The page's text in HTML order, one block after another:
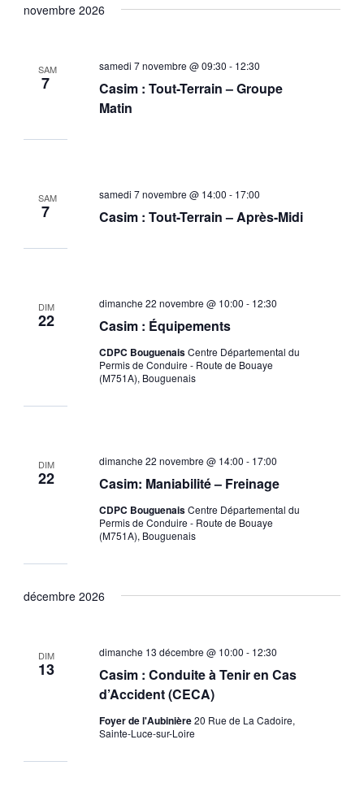
novembre 2026
SAM
7
Casim : Tout-Terrain – Groupe
Matin
samedi 7 novembre @ 09:30 - 12:30
SAM
7 Casim : Tout-Terrain – Après-Midi
samedi 7 novembre @ 14:00 - 17:00
DIM
22 Casim : Équipements
dimanche 22 novembre @ 10:00 - 12:30
CDPC BouguenaisCentre Départemental du
Permis de Conduire - Route de Bouaye
(M751A), Bouguenais
DIM
22 Casim: Maniabilité – Freinage
dimanche 22 novembre @ 14:00 - 17:00
CDPC BouguenaisCentre Départemental du
Permis de Conduire - Route de Bouaye
(M751A), Bouguenais
décembre 2026
DIM
13
Casim : Conduite à Tenir en Cas
d’Accident (CECA)
dimanche 13 décembre @ 10:00 - 12:30
Foyer de l'Aubinière20 Rue de La Cadoire,
Sainte-Luce-sur-Loire